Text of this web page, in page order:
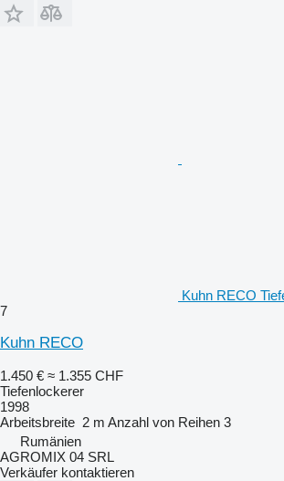
Kuhn RECO
7
Kuhn RECO
1.450 € ≈ 1.355 CHF
Tiefenlockerer
1998
Arbeitsbreite 2 m Anzahl von Reihen 3
Rumänien
AGROMIX 04 SRL
Verkäufer kontaktieren